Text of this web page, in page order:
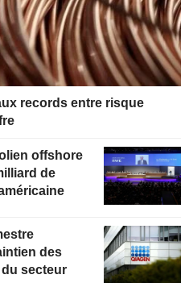
records entre risque
de
des
secteur